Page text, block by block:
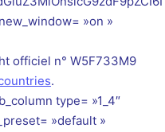
»on »
officiel n° W5F733M9
.
type= »1_4″
»default »